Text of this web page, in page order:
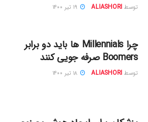
توسط ALIASHORI ۱۹ تیر ۱۴۰۰
چرا Millennials ها باید دو برابر
Boomers صرفه جویی کنند
توسط ALIASHORI ۱۸ تیر ۱۴۰۰